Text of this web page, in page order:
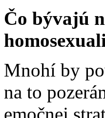
Čo bývajú
Mnohí by
na to